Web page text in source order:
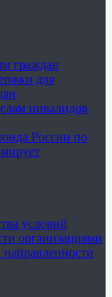
граждан
для
инвалидов
России по
условий
организациями